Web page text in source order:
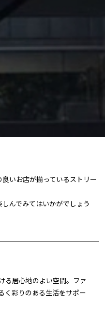
いお店が揃っているストリー
んでみてはいかがでしょう
る居心地のよい空間。ファ
く彩りのある生活をサポー